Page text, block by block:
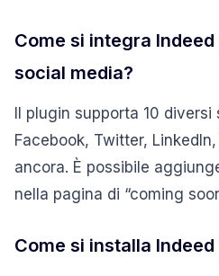
Come si integra
social media?
Il plugin supporta 10
Facebook, Twitter,
ancora. È possibile
nella pagina di “coming
Come si installa